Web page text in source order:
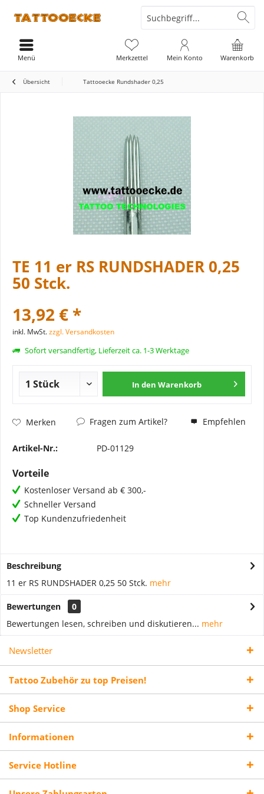
Warenkorb
Merkzettel Mein Konto
Menü
Übersicht Tattooecke Rundshader 0,25
TE 11 er RS RUNDSHADER 0,25
50 Stck.
13,92 € *
inkl. MwSt.zzgl. Versandkosten
Sofort versandfertig, Lieferzeit ca. 1-3 Werktage
In den Warenkorb
Merken Fragen zum Artikel? Empfehlen
Artikel-Nr.: PD-01129
Vorteile
Kostenloser Versand ab € 300,-
Schneller Versand
Top Kundenzufriedenheit
Beschreibung
11 er RS RUNDSHADER 0,25 50 Stck. mehr
Bewertungen
0
Bewertungen lesen, schreiben und diskutieren... mehr
Newsletter
Tattoo Zubehör zu top Preisen!
Shop Service
Informationen
Service Hotline